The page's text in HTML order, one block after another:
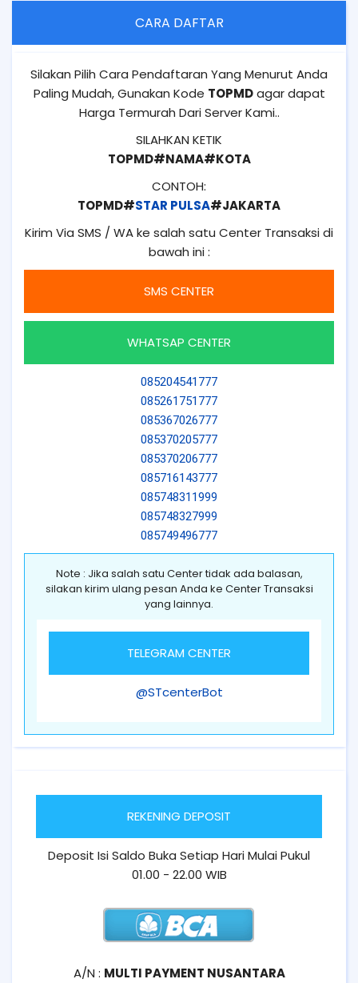
CARA DAFTAR
Silakan Pilih Cara Pendaftaran Yang Menurut Anda
Paling Mudah, Gunakan Kode TOPMDagar dapat
Harga Termurah Dari Server Kami..
SILAHKAN KETIK
TOPMD#NAMA#KOTA
CONTOH:
TOPMD#STAR PULSA#JAKARTA
Kirim Via SMS / WA ke salah satu Center Transaksi di
bawah ini :
SMS CENTER
WHATSAP CENTER
085204541777
085261751777
085367026777
085370205777
085370206777
085716143777
085748311999
085748327999
085749496777
Note : Jika salah satu Center tidak ada balasan,
silakan kirim ulang pesan Anda ke Center Transaksi
yang lainnya.
TELEGRAM CENTER
@STcenterBot
REKENING DEPOSIT
Deposit Isi Saldo Buka Setiap Hari Mulai Pukul
01.00 - 22.00 WIB
A/N : MULTI PAYMENT NUSANTARA